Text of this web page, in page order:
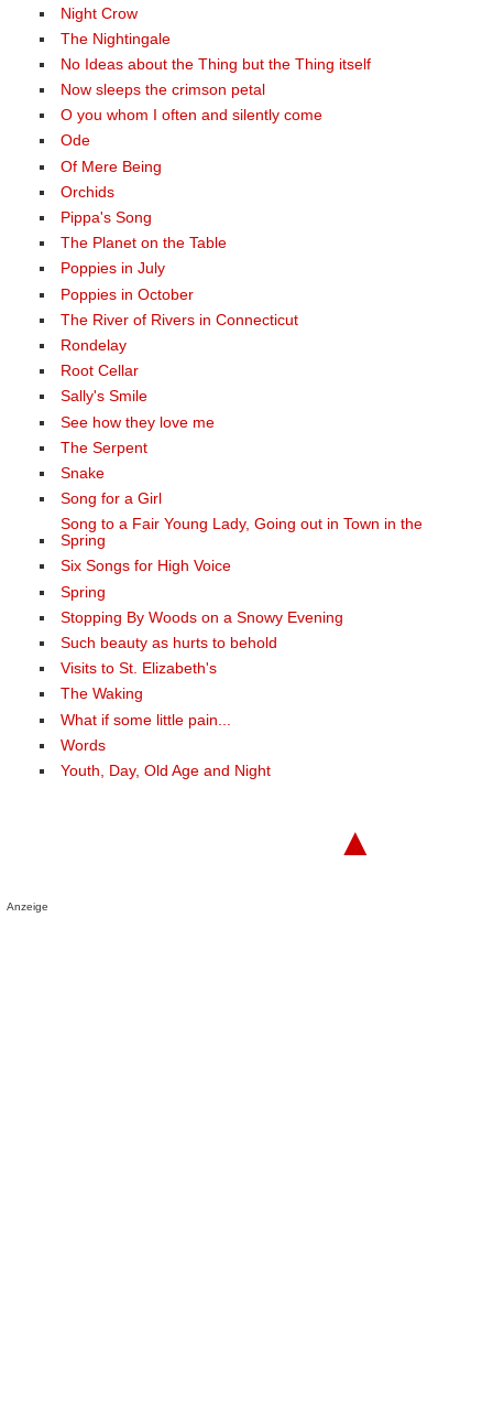
Night Crow
The Nightingale
No Ideas about the Thing but the Thing itself
Now sleeps the crimson petal
O you whom I often and silently come
Ode
Of Mere Being
Orchids
Pippa's Song
The Planet on the Table
Poppies in July
Poppies in October
The River of Rivers in Connecticut
Rondelay
Root Cellar
Sally's Smile
See how they love me
The Serpent
Snake
Song for a Girl
Song to a Fair Young Lady, Going out in Town in the
Spring
Six Songs for High Voice
Spring
Stopping By Woods on a Snowy Evening
Such beauty as hurts to behold
Visits to St. Elizabeth's
The Waking
What if some little pain...
Words
Youth, Day, Old Age and Night
▲
Anzeige